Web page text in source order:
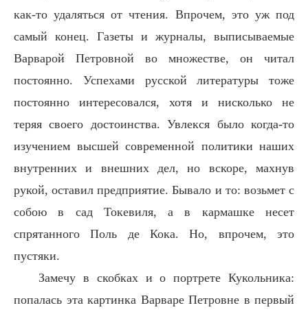
как-то удаляться от чтения. Впрочем, это уж под
самый конец. Газеты и журналы, выписываемые
Варварой Петровной во множестве, он читал
постоянно. Успехами русской литературы тоже
постоянно интересовался, хотя и нисколько не
теряя своего достоинства. Увлекся было когда-то
изучением высшей современной политики наших
внутренних и внешних дел, но вскоре, махнув
рукой, оставил предприятие. Бывало и то: возьмет с
собою в сад Токевиля, а в кармашке несет
спрятанного Поль де Кока. Но, впрочем, это
пустяки.
Замечу в скобках и о портрете Кукольника:
попалась эта картинка Варваре Петровне в первый